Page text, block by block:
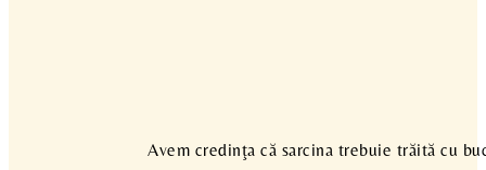
Avem credinţa că sarcina trebuie trăită cu